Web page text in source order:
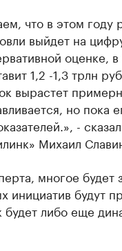
что в этом году
выйдет на
оценке,
1,2 -1,3 трлн
вырастет
но пока
-
Михаил
многое будет
инициатив будут
либо еще